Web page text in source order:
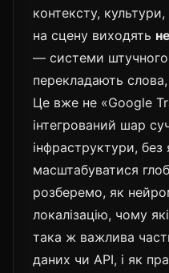
контексту,
на сцену виходять
— системи штучного
перекладають
Це вже не «Google
інтегрований шар
інфраструктури,
масштабуватися
розберемо, як
локалізацію, чому
така ж важлива
даних чи API, і як